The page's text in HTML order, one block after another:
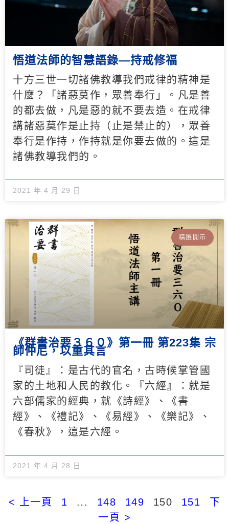
悟道法師的智慧語錄—持戒修福
十方三世一切諸佛教導我們戒律的精神是
什麼？「諸惡莫作，眾善奉行」。凡是善
的都去做，凡是惡的就不要去造。在戒律
講諸惡莫作是止持（止是禁止的），眾善
奉行是作持，作持就是你要去做的。這是
諸佛教導我們的。
2021 年 4 月 29 日
精選開示
《群書治要３６０》第一冊 第223集 宗
師仲尼，以重其言
『司徒』：是古代的官名，古時候掌管國
家的土地和人民的教化。『六經』：就是
六部儒家的經典，就《詩經》、《書
經》、《禮記》、《易經》、《樂記》、
《春秋》，這是六經。
2021 年 4 月 28 日
< 上一頁 1 ... 148 149 150 151
下
一頁 >